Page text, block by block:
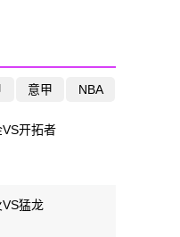
意甲 NBA
开拓者
猛龙